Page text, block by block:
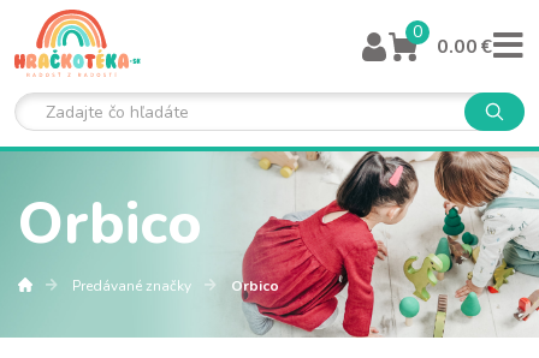
0
0.00 €
Orbico
Predávané značky Orbico